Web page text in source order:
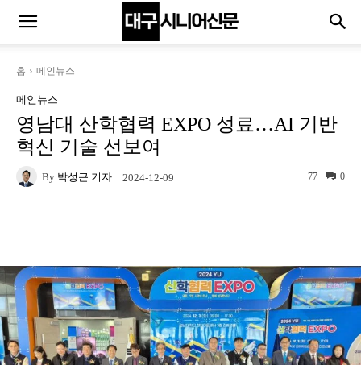
홈 메인뉴스
메인뉴스
영남대 산학협력 EXPO 성료…AI 기반
혁신 기술 선보여
By 박성근 기자 2024-12-09 0
77